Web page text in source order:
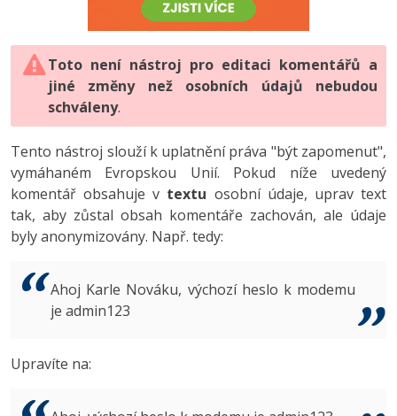
HTML5, CSS3, Bootstrap, SEO
SQL a databáze
Testování a verzování
UML a návrhové vzory
React
Spring
ASP.NET MVC
Best practices
PHP
JavaScript
Python
HTML / CSS
UML a návrhové vzory
MySQL/MariaDB
MS-SQL
Vývojář mobilních aplikací
C# Game developer
Tester
Systémový administrátor
3D grafik
-80%
JavaScript -80%
PHP -80%
Swift -80%
Kotlin -80%
VB.NET
Digitální gramotnost
Marketing
WordPress
SEO
UX
Business
Copywriting
Photoshop -80%
Adobe Illustrator -80%
Adobe Lightroom
Adobe XD
Adobe InDesign -25%
Adobe After Effects
Inkscape
Toto není nástroj pro editaci komentářů a
jiné změny než osobních údajů nebudou
schváleny.
Tento nástroj slouží k uplatnění práva "být zapomenut",
vymáhaném Evropskou Unií. Pokud níže uvedený
komentář obsahuje v textu osobní údaje, uprav text
tak, aby zůstal obsah komentáře zachován, ale údaje
byly anonymizovány. Např. tedy:
Ahoj Karle Nováku, výchozí heslo k modemu
je admin123
Upravíte na: